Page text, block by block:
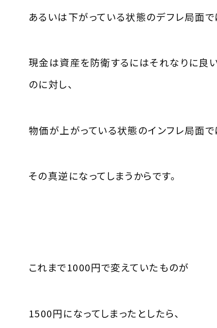
あるいは下がっている状態のデフレ局面で
現金は資産を防衛するにはそれなりに良
のに対し、
物価が上がっている状態のインフレ局面で
その真逆になってしまうからです。
これまで1000円で変えていたものが
1500円になってしまったとしたら、